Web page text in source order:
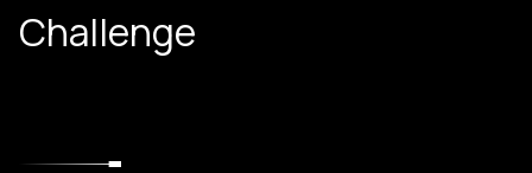
Challenge